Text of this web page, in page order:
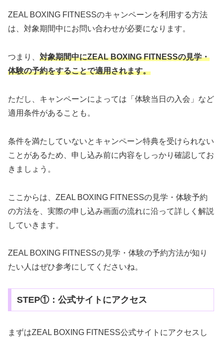
ZEAL BOXING FITNESSのキャンペーンを利用する方法
は、対象期間中にお問い合わせが必要になります。
つまり、 対象期間中にZEAL BOXING FITNESSの見学・
体験の予約をすることで適用されます。
ただし、キャンペーンによっては「体験当日の入会」など
適用条件があることも。
条件を満たしていないとキャンペーン特典を受けられない
ことがあるため、申し込み前に内容をしっかり確認してお
きましょう。
ここからは、ZEAL BOXING FITNESSの見学・体験予約
の方法を、実際の申し込み画面の流れに沿って詳しく解説
していきます。
ZEAL BOXING FITNESSの見学・体験の予約方法が知り
たい人はぜひ参考にしてくださいね。
STEP①：公式サイトにアクセス
まずはZEAL BOXING FITNESS公式サイトにアクセスし